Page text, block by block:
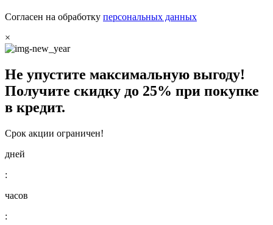
Согласен на обработку персональных данных
×
Не упустите максимальную выгоду!
Получите скидку до 25% при покупке
в кредит.
Срок акции ограничен!
дней
:
часов
: